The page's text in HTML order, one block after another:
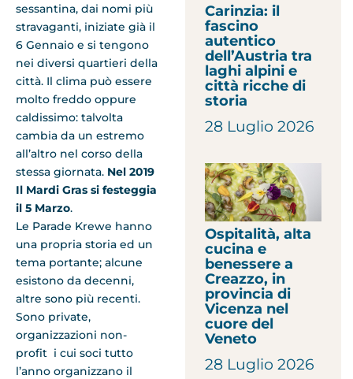
sessantina, dai nomi più
stravaganti, iniziate già il
6 Gennaio e si tengono
nei diversi quartieri della
città. Il clima può essere
molto freddo oppure
caldissimo: talvolta
cambia da un estremo
all’altro nel corso della
stessa giornata. Nel 2019
Il Mardi Gras si festeggia
il 5 Marzo.
Le Parade Krewe hanno
una propria storia ed un
tema portante; alcune
esistono da decenni,
altre sono più recenti.
Sono private,
organizzazioni non-
profit i cui soci tutto
l’anno organizzano il
Carinzia: il
fascino
autentico
dell’Austria tra
laghi alpini e
città ricche di
storia
28 Luglio 2026
Ospitalità, alta
cucina e
benessere a
Creazzo, in
provincia di
Vicenza nel
cuore del
Veneto
28 Luglio 2026